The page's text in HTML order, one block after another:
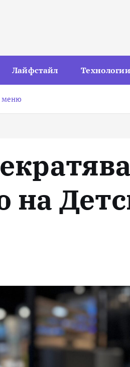
Лайфстайл Технологии
меню
на